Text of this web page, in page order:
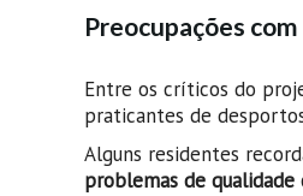
Preocupações
Entre os críticos do
praticantes de
Alguns residentes
problemas de qualidade